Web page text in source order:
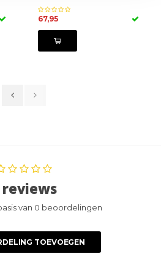
67,95
reviews
van 0 beoordelingen
TOEVOEGEN